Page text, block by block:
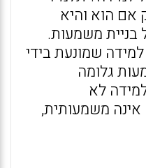
אם הוא והיא
משמעות.
שמונעת בידי
גלומה
לא
משמעותית,